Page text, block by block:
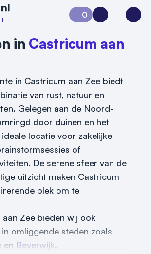
aan
aan
0
Aanvraag 0Inloggen
in Castricum aan
in Castricum aan Zee biedt
van rust, natuur en
Gelegen aan de Noord-
door duinen en het
locatie voor zakelijke
of
De serene sfeer van de
uitzicht maken Castricum
plek om te
Zee bieden wij ook
omliggende steden zoals
en Beverwijk.